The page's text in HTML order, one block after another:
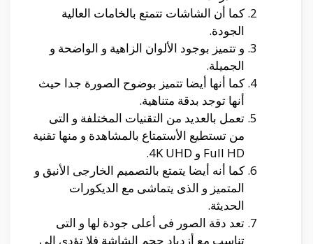
كما أن الشاشات تتمتع بالخامات العالية
الجودة.
و تتميز بوجود الألوان الزاهية و الواضحة و
الجميلة.
كما أنها أيضا تتميز بوضوح الصورة جدا حيث
أنها توجد بدقة متناهية.
تعمل بالعديد من التقنيات المختلفة و التى
من تستطيع الأستمتاع بالمشاهدة و منها تقنية
Full HD و 4K UHD.
كما أنه أيضا يتمتع بالتصميم الخارجى الأنيق و
المتميز و الذى يتماشى مع الديكورات
الحديثة.
تعد دقة الصور فى أعلى جودة لها و التى
تناسب مع أزدياد حجم الشاشة فلا تؤدى الى